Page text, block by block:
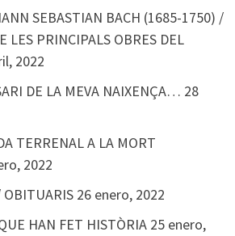
SEBASTIAN BACH (1685-1750) /
LES PRINCIPALS OBRES DEL
2022
DE LA MEVA NAIXENÇA… 28
TERRENAL A LA MORT
2022
OBITUARIS 26 enero, 2022
HAN FET HISTÒRIA 25 enero,